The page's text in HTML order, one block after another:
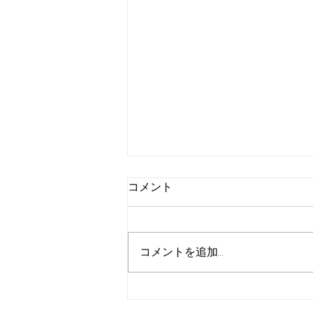
コメント
コメントを追加…